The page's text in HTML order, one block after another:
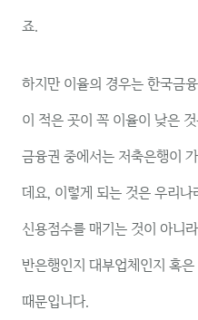
죠.
하지만 이율의 경우는 한국금
이 적은 곳이 꼭 이율이 낮은
금융권 중에서는 저축은행이
데요, 이렇게 되는 것은 우리
신용점수를 매기는 것이 아니
반은행인지 대부업체인지 혹
때문입니다.